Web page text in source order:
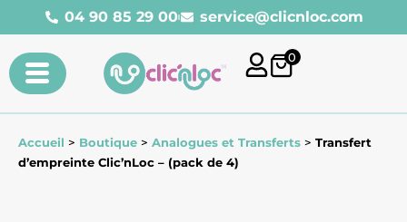
04 90 85 29 00 service@clicnloc.com​
0
Accueil > Boutique > Analogues et Transferts > Transfert
d’empreinte Clic’nLoc – (pack de 4)